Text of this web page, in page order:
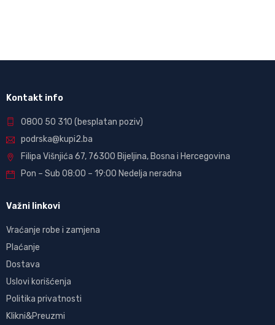
Kontakt info
0800 50 310 (besplatan poziv)
podrska@kupi2.ba
Filipa Višnjića 67, 76300 Bijeljina, Bosna i Hercegovina
Pon – Sub 08:00 – 19:00 Nedelja neradna
Važni linkovi
Vraćanje robe i zamjena
Plaćanje
Dostava
Uslovi korišćenja
Politika privatnosti
Klikni&Preuzmi